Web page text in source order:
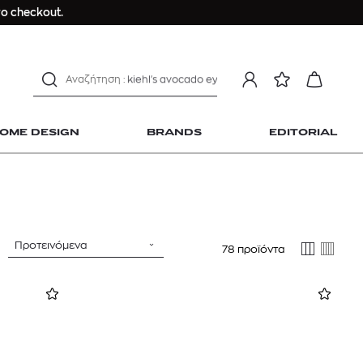
checkout.
DESIGN BRANDS EDITORIAL
kiehl's avocado eye
αντηλιακό προσώπου
Design
Προτεινόμενα 78 προϊόντα